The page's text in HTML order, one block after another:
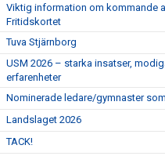
Viktig information om kommande
Fritidskortet
Tuva Stjärnborg
USM 2026 – starka insatser,
erfarenheter
Nominerade ledare/gymnaster
Landslaget 2026
TACK!